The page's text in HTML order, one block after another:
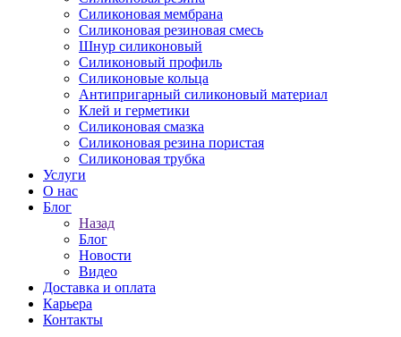
Силиконовая мембрана
Силиконовая резиновая смесь
Шнур силиконовый
Силиконовый профиль
Силиконовые кольца
Антипригарный силиконовый материал
Клей и герметики
Силиконовая смазка
Силиконовая резина пористая
Силиконовая трубка
Услуги
О нас
Блог
Назад
Блог
Новости
Видео
Доставка и оплата
Карьера
Контакты